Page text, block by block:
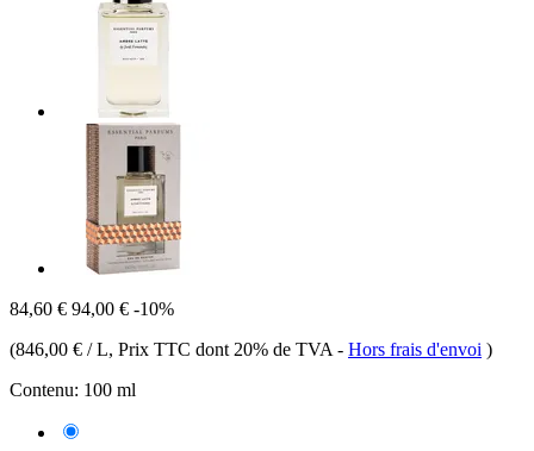
84,60 € 94,00 € -10%
(846,00 € / L, Prix TTC dont 20% de TVA - Hors frais d'envoi )
Contenu: 100 ml